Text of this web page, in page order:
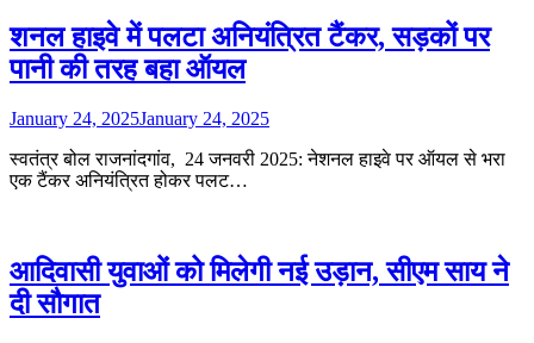
शनल हाइवे में पलटा अनियंत्रित टैंकर, सड़कों पर
पानी की तरह बहा ऑयल
January 24, 2025January 24, 2025
स्वतंत्र बोल राजनांदगांव, 24 जनवरी 2025: नेशनल हाइवे पर ऑयल से भरा
एक टैंकर अनियंत्रित होकर पलट…
आदिवासी युवाओं को मिलेगी नई उड़ान, सीएम साय ने
दी सौगात